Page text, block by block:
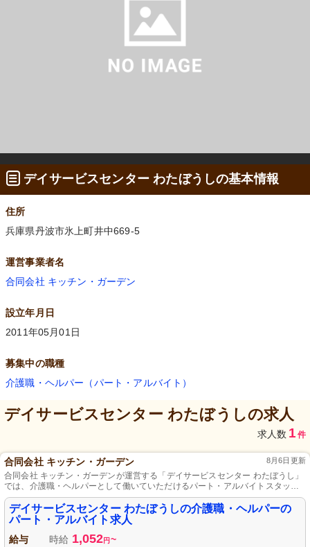
デイサービスセンター わたぼうしの基本情報
住所
兵庫県丹波市氷上町井中669-5
運営事業者名
合同会社 キッチン・ガーデン
設立年月日
2011年05月01日
募集中の職種
介護職・ヘルパー（パート・アルバイト）
デイサービスセンター わたぼうしの求人
求人数 1 件
合同会社 キッチン・ガーデン 8月6日更新
合同会社 キッチン・ガーデンが運営する「デイサービスセンター わたぼうし」
では、介護職・ヘルパーとして働いていただけるパート・アルバイトスタッフ
を募集しています。温かい雰囲気の中で、利用者様一人ひとりの「日常」を支
えるお仕事です。未経験・資格不問で、チームと共に成長していける環境が整
っています。この機会に、一緒に働きやすさとやりがいを感じてみませんか？
あなたのご応募をお待ちしています！
デイサービスセンター わたぼうしの介護職・ヘルパーの
パート・アルバイト求人
給与 時給 1,052円 ~